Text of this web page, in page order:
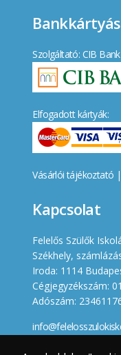
Szolgáltató: CIB
Elfogadott kártyák:
Vásárlói tájékoztató |
Kapcsolat
Felelős Szülők
Székhely,
Iroda: 1114
Cégjegyzékszám:
Adószám: